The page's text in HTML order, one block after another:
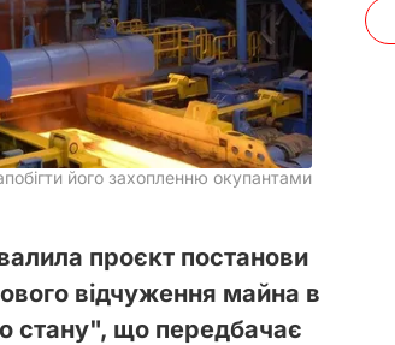
його захопленню окупантами
проєкт постанови
відчуження майна в
стану", що передбачає